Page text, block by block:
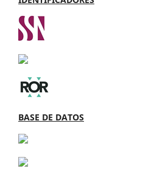
BASE DE DATOS